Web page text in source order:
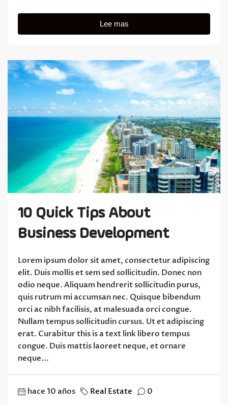
Lee mas
10 Quick Tips About
Business Development
Lorem ipsum dolor sit amet, consectetur adipiscing
elit. Duis mollis et sem sed sollicitudin. Donec non
odio neque. Aliquam hendrerit sollicitudin purus,
quis rutrum mi accumsan nec. Quisque bibendum
orci ac nibh facilisis, at malesuada orci congue.
Nullam tempus sollicitudin cursus. Ut et adipiscing
erat. Curabitur this is a text link libero tempus
congue. Duis mattis laoreet neque, et ornare
neque...
hace 10 años Real Estate 0